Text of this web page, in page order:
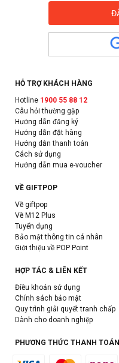
HỖ TRỢ KHÁCH HÀNG
Hotline 1900 55 88 12
Câu hỏi thường gặp
Hướng dẫn đăng ký
Hướng dẫn đặt hàng
Hướng dẫn thanh toán
Cách sử dụng
Hướng dẫn mua e-voucher
VỀ GIFTPOP
Về giftpop
Về M12 Plus
Tuyển dụng
Bảo mật thông tin cá nhân
Giới thiệu về POP Point
HỢP TÁC & LIÊN KẾT
Điều khoản sử dụng
Chính sách bảo mật
Quy trình giải quyết tranh chấp
Dành cho doanh nghiệp
PHƯƠNG THỨC THANH TOÁN